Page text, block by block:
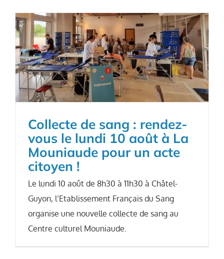
Collecte de sang : rendez-
vous le lundi 10 août à La
Mouniaude pour un acte
citoyen !
Le lundi 10 août de 8h30 à 11h30 à Châtel-
Guyon, l’Etablissement Français du Sang
organise une nouvelle collecte de sang au
Centre culturel Mouniaude.